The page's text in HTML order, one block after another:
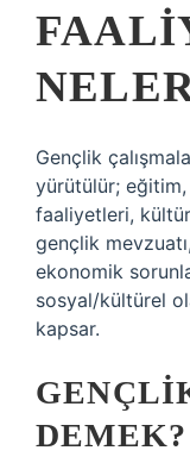
Gençlik
yürütülür;
faaliyetleri,
gençlik
ekonomik
sosyal/kültürel
kapsar.
DEMEK?